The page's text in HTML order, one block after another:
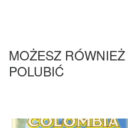
MOŻESZ RÓWNIEŻ
POLUBIĆ